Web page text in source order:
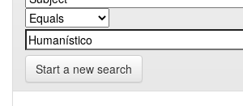
Start a new search